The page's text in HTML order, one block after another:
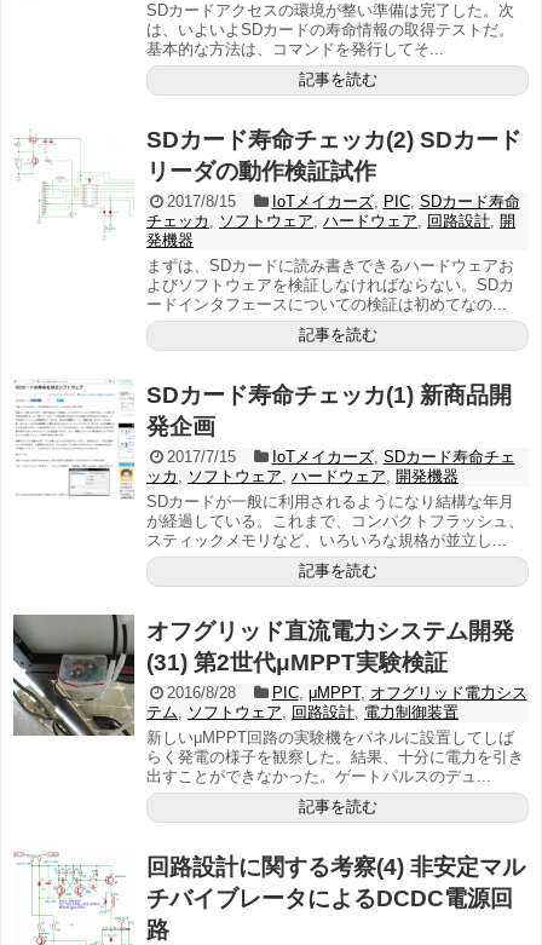
SDカードアクセスの環境が整い準備は完了した。次
は、いよいよSDカードの寿命情報の取得テストだ。
基本的な方法は、コマンドを発行してそ...
記事を読む
SDカード寿命チェッカ(2) SDカード
リーダの動作検証試作
2017/8/15 IoTメイカーズ, PIC, SDカード寿命
チェッカ , ソフトウェア, ハードウェア, 回路設計, 開
発機器
まずは、SDカードに読み書きできるハードウェアお
よびソフトウェアを検証しなければならない。SDカ
ードインタフェースについての検証は初めてなの...
記事を読む
SDカード寿命チェッカ(1) 新商品開
発企画
2017/7/15 IoTメイカーズ, SDカード寿命チェ
ッカ , ソフトウェア, ハードウェア, 開発機器
SDカードが一般に利用されるようになり結構な年月
が経過している。これまで、コンパクトフラッシュ、
スティックメモリなど、いろいろな規格が並立し...
記事を読む
オフグリッド直流電力システム開発
(31) 第2世代μMPPT実験検証
2016/8/28 PIC, μMPPT, オフグリッド電力シス
テム, ソフトウェア, 回路設計, 電力制御装置
新しいμMPPT回路の実験機をパネルに設置してしば
らく発電の様子を観察した。結果、十分に電力を引き
出すことができなかった。ゲートパルスのデュ...
記事を読む
回路設計に関する考察(4) 非安定マル
チバイブレータによるDCDC電源回
路